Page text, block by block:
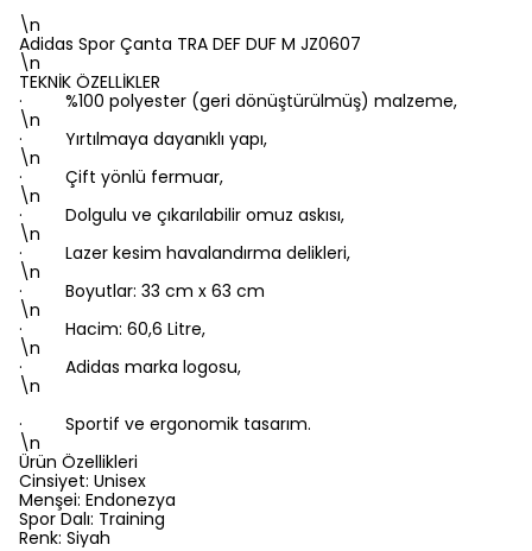
\n
Adidas Spor Çanta TRA DEF DUF M JZ0607
\n
TEKNİK ÖZELLİKLER
· %100 polyester (geri dönüştürülmüş) malzeme,
\n
· Yırtılmaya dayanıklı yapı,
\n
· Çift yönlü fermuar,
\n
· Dolgulu ve çıkarılabilir omuz askısı,
\n
· Lazer kesim havalandırma delikleri,
\n
· Boyutlar: 33 cm x 63 cm
\n
· Hacim: 60,6 Litre,
\n
· Adidas marka logosu,
\n
· Sportif ve ergonomik tasarım.
\n
Ürün Özellikleri
Cinsiyet: Unisex
Menşei: Endonezya
Spor Dalı: Training
Renk: Siyah